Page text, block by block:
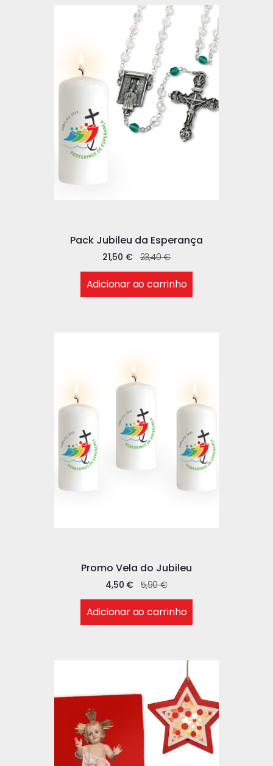
Pack Jubileu da Esperança
23,40€
21,50 €
Adicionar ao carrinho
Promo Vela do Jubileu
5,90€
4,50 €
Adicionar ao carrinho